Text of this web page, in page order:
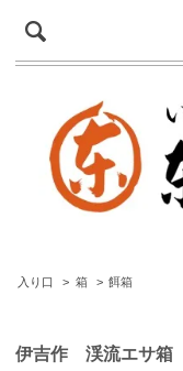
入り口 > 箱 > 餌箱
伊吉作 渓流エサ箱